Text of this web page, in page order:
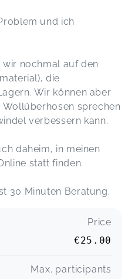
und ich
wir nochmal auf den
die
Wir können aber
sprechen
verbessern kann.
daheim, in meinen
statt finden.
30 Minuten Beratung.
Price
€25.00
Max. participants